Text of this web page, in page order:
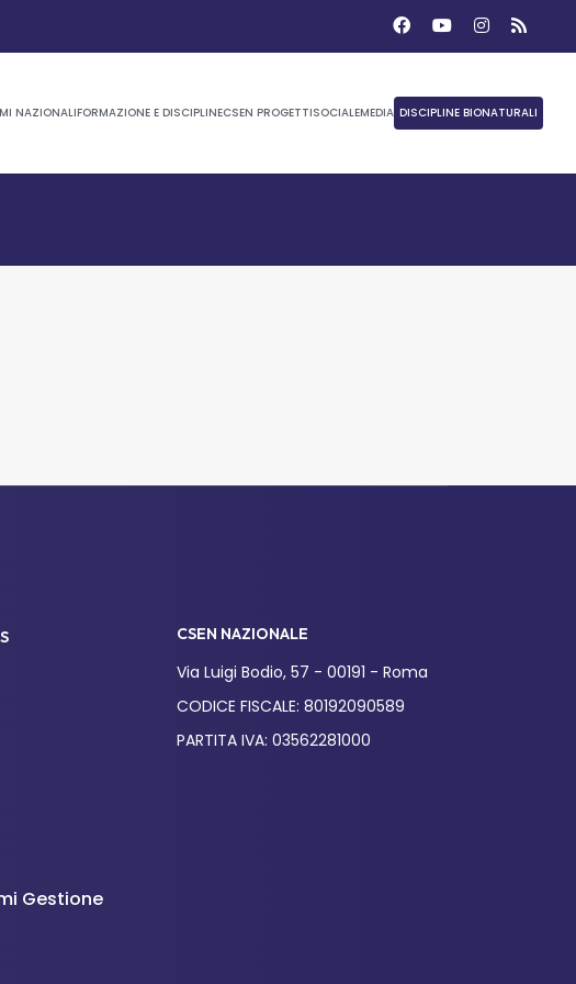
NAZIONALIFORMAZIONE E DISCIPLINECSEN PROGETTISOCIALEMEDIA DISCIPLINE BIONATURALI
Gestione
CSEN NAZIONALE
Via Luigi Bodio, 57 - 00191 - Roma
CODICE FISCALE: 80192090589
PARTITA IVA: 03562281000